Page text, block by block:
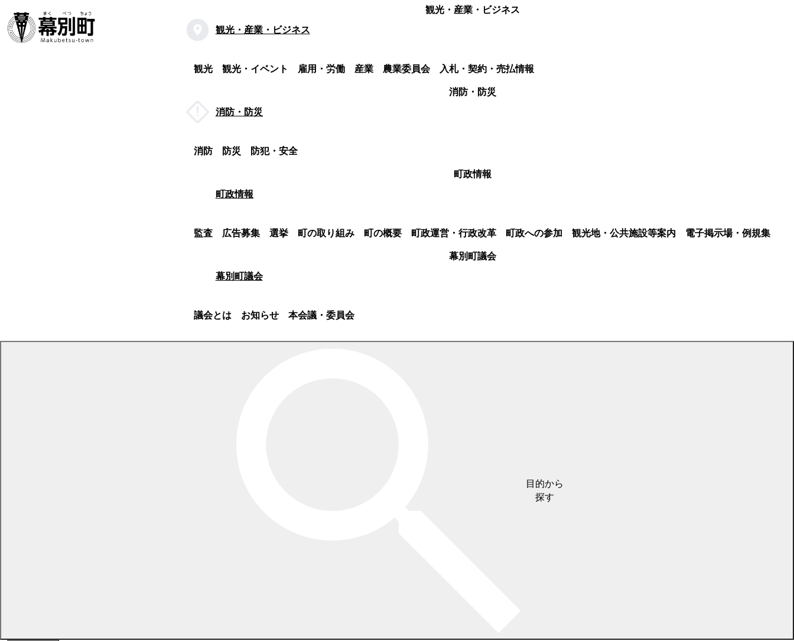
観光・産業・ビジネス
観光・産業・ビジネス
観光 観光・イベント 雇用・労働 産業 農業委員会
入札・契約・売払情報
消防・防災
消防・防災
消防 防災
防犯・安全
町政情報
町政情報
監査 広告募集 選挙 町の取り組み 町の概要 町政運営・行政改革 町政への参加 観光地・公共施設等案内
電子掲示場・例規集
幕別町議会
幕別町議会
議会とは お知らせ 本会議・委員会
目的から
探す